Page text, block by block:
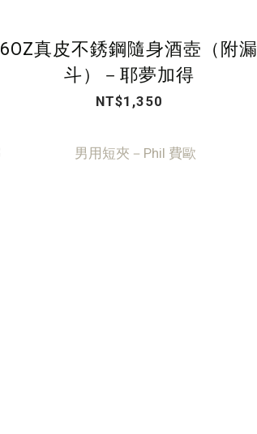
6OZ真皮不銹鋼隨身酒壺（附漏
斗）－耶夢加得
NT$1,350